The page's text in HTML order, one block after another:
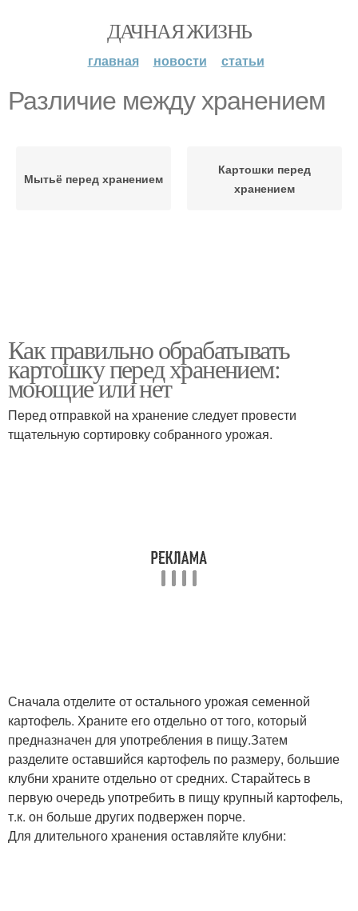
ДАЧНАЯ ЖИЗНЬ
главная новости статьи
Различие между хранением
Мытьё перед хранением
Картошки перед
хранением
Как правильно обрабатывать
картошку перед хранением:
моющие или нет
Перед отправкой на хранение следует провести
тщательную сортировку собранного урожая.
Сначала отделите от остального урожая семенной
картофель. Храните его отдельно от того, который
предназначен для употребления в пищу.Затем
разделите оставшийся картофель по размеру, большие
клубни храните отдельно от средних. Старайтесь в
первую очередь употребить в пищу крупный картофель,
т.к. он больше других подвержен порче.
Для длительного хранения оставляйте клубни: